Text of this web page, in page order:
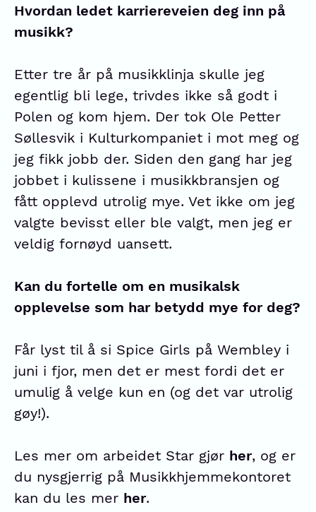
Hvordan ledet karriereveien deg inn på
musikk?
Etter tre år på musikklinja skulle jeg
egentlig bli lege, trivdes ikke så godt i
Polen og kom hjem. Der tok Ole Petter
Søllesvik i Kulturkompaniet i mot meg og
jeg fikk jobb der. Siden den gang har jeg
jobbet i kulissene i musikkbransjen og
fått opplevd utrolig mye. Vet ikke om jeg
valgte bevisst eller ble valgt, men jeg er
veldig fornøyd uansett.
Kan du fortelle om en musikalsk
opplevelse som har betydd mye for deg?
Får lyst til å si Spice Girls på Wembley i
juni i fjor, men det er mest fordi det er
umulig å velge kun en (og det var utrolig
gøy!).
Les mer om arbeidet Star gjør her, og er
du nysgjerrig på Musikkhjemmekontoret
kan du les mer her.